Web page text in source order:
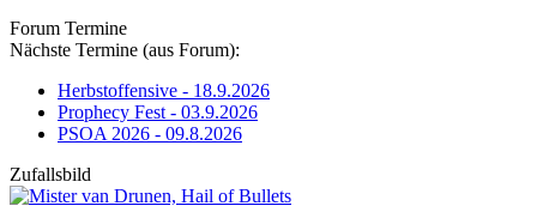
Forum Termine
Nächste Termine (aus Forum):
Herbstoffensive - 18.9.2026
Prophecy Fest - 03.9.2026
PSOA 2026 - 09.8.2026
Zufallsbild